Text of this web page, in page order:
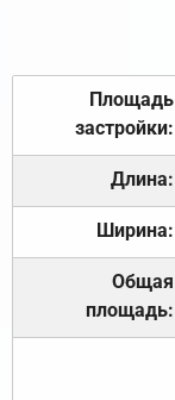
Площадь
застройки:
Длина:
Ширина:
Общая
площадь: